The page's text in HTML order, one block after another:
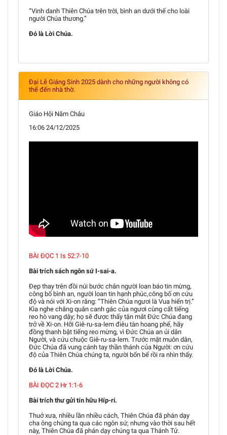
“Vinh danh Thiên Chúa trên trời, bình an dưới thế cho loài
người Chúa thương.”
Đó là Lời Chúa.
Đại Lễ Giáng Sinh 2025 dành cho những người không có
thể đến nhà thờ.
Giáo Hội Năm Châu
16:06 24/12/2025
BÀI ĐỌC 1 Is 52:7-10
Bài trích sách ngôn sứ I-sai-a.
Đẹp thay trên đồi núi bước chân người loan báo tin mừng,
công bố bình an, người loan tin hạnh phúc,công bố ơn cứu
độ và nói với Xi-on rằng: “Thiên Chúa ngươi là Vua hiển trị.”
Kìa nghe chăng quân canh gác của ngươi cùng cất tiếng
reo hò vang dậy; họ sẽ được thấy tận mắt Đức Chúa đang
trở về Xi-on. Hỡi Giê-ru-sa-lem điêu tàn hoang phế, hãy
đồng thanh bật tiếng reo mừng, vì Đức Chúa an ủi dân
Người, và cứu chuộc Giê-ru-sa-lem. Trước mặt muôn dân,
Đức Chúa đã vung cánh tay thần thánh của Người: ơn cứu
độ của Thiên Chúa chúng ta, người bốn bể rồi ra nhìn thấy.
Đó là Lời Chúa.
BÀI ĐỌC 2 Hr 1:1-6
Bài trích thư gửi tín hữu Híp-ri.
Thuở xưa, nhiều lần nhiều cách, Thiên Chúa đã phán dạy
cha ông chúng ta qua các ngôn sứ; nhưng vào thời sau hết
này, Thiên Chúa đã phán dạy chúng ta qua Thánh Tử.